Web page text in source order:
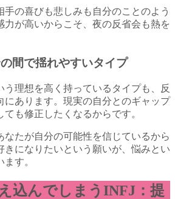
手の喜びも悲しみも自分のことのよう
力が高いからこそ、夜の反省会も熱を
間で揺れやすいタイプ
う理想を高く持っているタイプも、反
にあります。現実の自分とのギャップ
も修正したくなるからです。
なたが自分の可能性を信じているから
きになりたいという願いが、悩みとい
す。
込んでしまうINFJ：提